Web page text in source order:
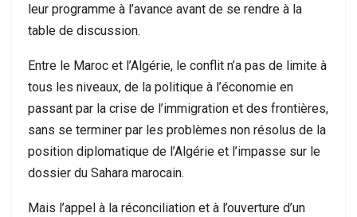
leur programme à l’avance avant de se rendre à la
table de discussion.
Entre le Maroc et l’Algérie, le conflit n’a pas de limite à
tous les niveaux, de la politique à l’économie en
passant par la crise de l’immigration et des frontières,
sans se terminer par les problèmes non résolus de la
position diplomatique de l’Algérie et l’impasse sur le
dossier du Sahara marocain.
Mais l’appel à la réconciliation et à l’ouverture d’un